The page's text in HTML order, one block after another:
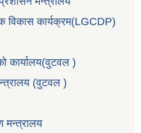
विकास कार्यक्रम(LGCDP)
कार्यालय(वुटवल )
(वुटवल )
मन्त्रालय